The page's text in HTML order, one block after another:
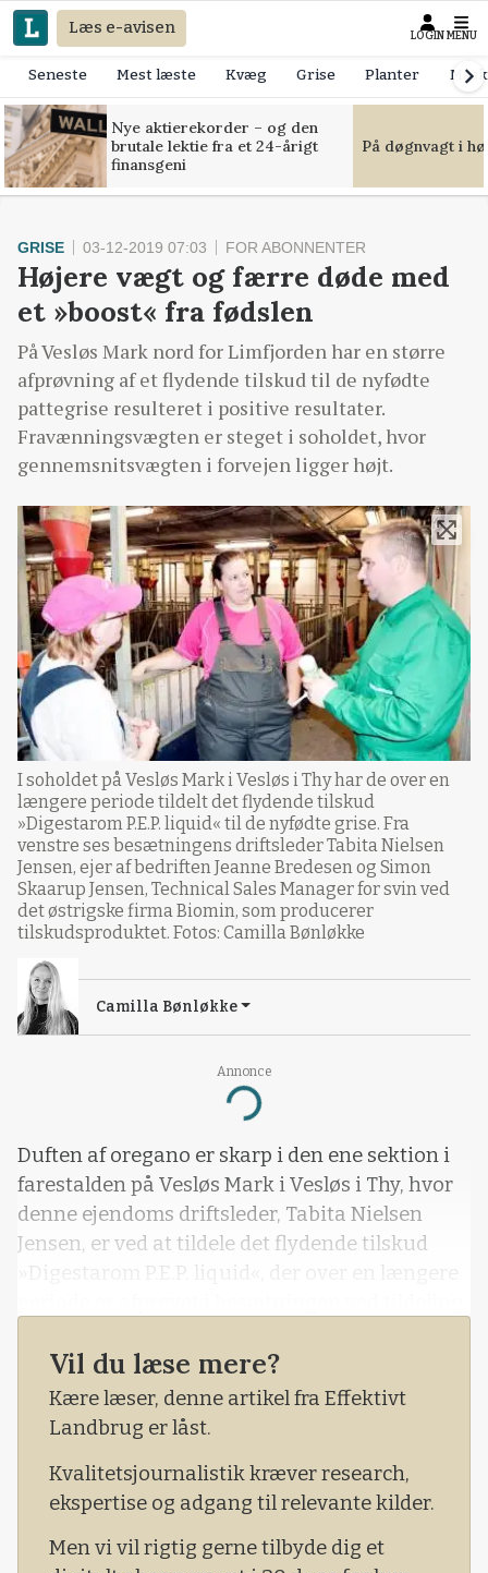
Læs e-avisen LOGIN MENU
Seneste Mest læste Kvæg Grise Planter
Nye aktierekorder – og den
brutale lektie fra et 24-årigt
finansgeni
På døgnvagt i
Annonce
Loading...
GRISE 03-12-2019 07:03 FOR ABONNENTER
Højere vægt og færre døde med
et »boost« fra fødslen
På Vesløs Mark nord for Limfjorden har en større
afprøvning af et flydende tilskud til de nyfødte
pattegrise resulteret i positive resultater.
Fravænningsvægten er steget i soholdet, hvor
gennemsnitsvægten i forvejen ligger højt.
I soholdet på Vesløs Mark i Vesløs i Thy har de over en
længere periode tildelt det flydende tilskud
»Digestarom P.E.P. liquid« til de nyfødte grise. Fra
venstre ses besætningens driftsleder Tabita Nielsen
Jensen, ejer af bedriften Jeanne Bredesen og Simon
Skaarup Jensen, Technical Sales Manager for svin ved
det østrigske firma Biomin, som producerer
tilskudsproduktet. Fotos: Camilla Bønløkke
Camilla Bønløkke
Duften af oregano er skarp i den ene sektion i
farestalden på Vesløs Mark i Vesløs i Thy, hvor
denne ejendoms driftsleder, Tabita Nielsen
Jensen, er ved at tildele det flydende tilskud
»Digestarom P.E.P. liquid«, der over en længere
Vesløs Mark er blot den ene af de tre
ejendomme, som ægteparret Henning
Bundgaard Larsen og Jeanne Bredesen driver
med hjælp fr
Vil du læse mere?
Kære læser, denne artikel fra Effektivt
Landbrug er låst.
Kvalitetsjournalistik kræver research,
ekspertise og adgang til relevante kilder.
Men vi vil rigtig gerne tilbyde dig et